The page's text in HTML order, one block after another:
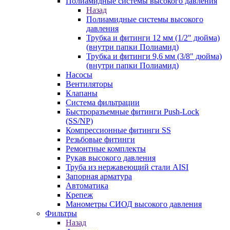
Назад
Полиамидные системы высокого
давления
Трубка и фитинги 12 мм (1/2" дюйма)
(внутри папки Полиамид)
Трубка и фитинги 9,6 мм (3/8" дюйма)
(внутри папки Полиамид)
Насосы
Вентиляторы
Клапаны
Система фильтрации
Быстроразъемные фитинги Push-Lock
(SS/NP)
Компрессионные фитинги SS
Резьбовые фитинги
Ремонтные комплекты
Рукав высокого давления
Труба из нержавеющий стали AISI
Запорная арматура
Автоматика
Крепеж
Манометры СИОД высокого давления
Фильтры
Назад